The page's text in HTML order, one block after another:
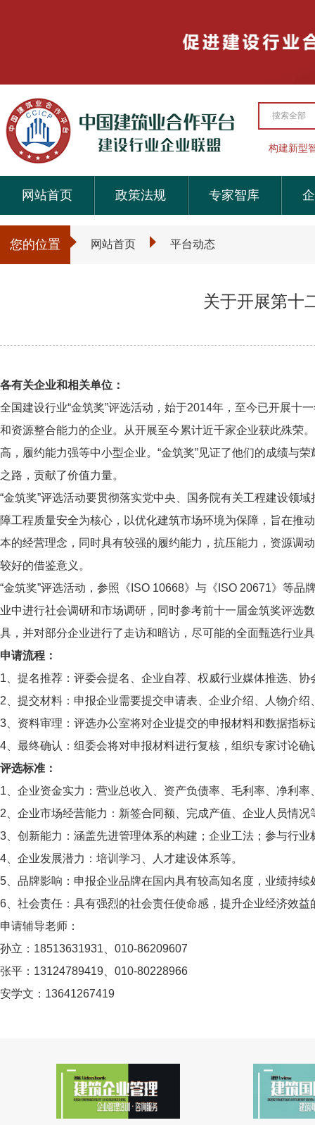
搜索全部
构建新型
网站首页 政策法规 专家智库
您的位置 网站首页 平台动态
关于开展第十
各有关企业和相关单位：
全国建设行业“金筑奖”评选活动，始于2014年，至今已开展十
和资源整合能力的企业。从开展至今累计近千家企业获此殊荣
高，履约能力强等中小型企业。“金筑奖”见证了他们的成绩与
之路，贡献了价值力量。
“金筑奖”评选活动要贯彻落实党中央、国务院有关工程建设领
障工程质量安全为核心，以优化建筑市场环境为保障，旨在推
本的经营理念，同时具有较强的履约能力，抗压能力，资源调
较好的借鉴意义。
“金筑奖”评选活动，参照《ISO 10668》与《ISO 20671》等
业中进行社会调研和市场调研，同时参考前十一届金筑奖评选
具，并对部分企业进行了走访和暗访，尽可能的全面甄选行业
申请流程：
1、提名推荐：评委会提名、企业自荐、权威行业媒体推选、
2、提交材料：申报企业需要提交申请表、企业介绍、人物介
3、资料审理：评选办公室将对企业提交的申报材料和数据指
4、最终确认：组委会将对申报材料进行复核，组织专家讨论
评选标准：
1、企业资金实力：营业总收入、资产负债率、毛利率、净利率
2、企业市场经营能力：新签合同额、完成产值、企业人员情况
3、创新能力：涵盖先进管理体系的构建；企业工法；参与行
4、企业发展潜力：培训学习、人才建设体系等。
5、品牌影响：申报企业品牌在国内具有较高知名度，业绩持
6、社会责任：具有强烈的社会责任使命感，提升企业经济效
申请辅导老师：
孙立：18513631931、010-86209607
张平：13124789419、010-80228966
安学文：13641267419